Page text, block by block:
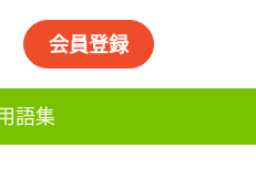
会員登録
語集